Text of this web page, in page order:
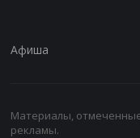
Афиша
Материалы,
рекламы.